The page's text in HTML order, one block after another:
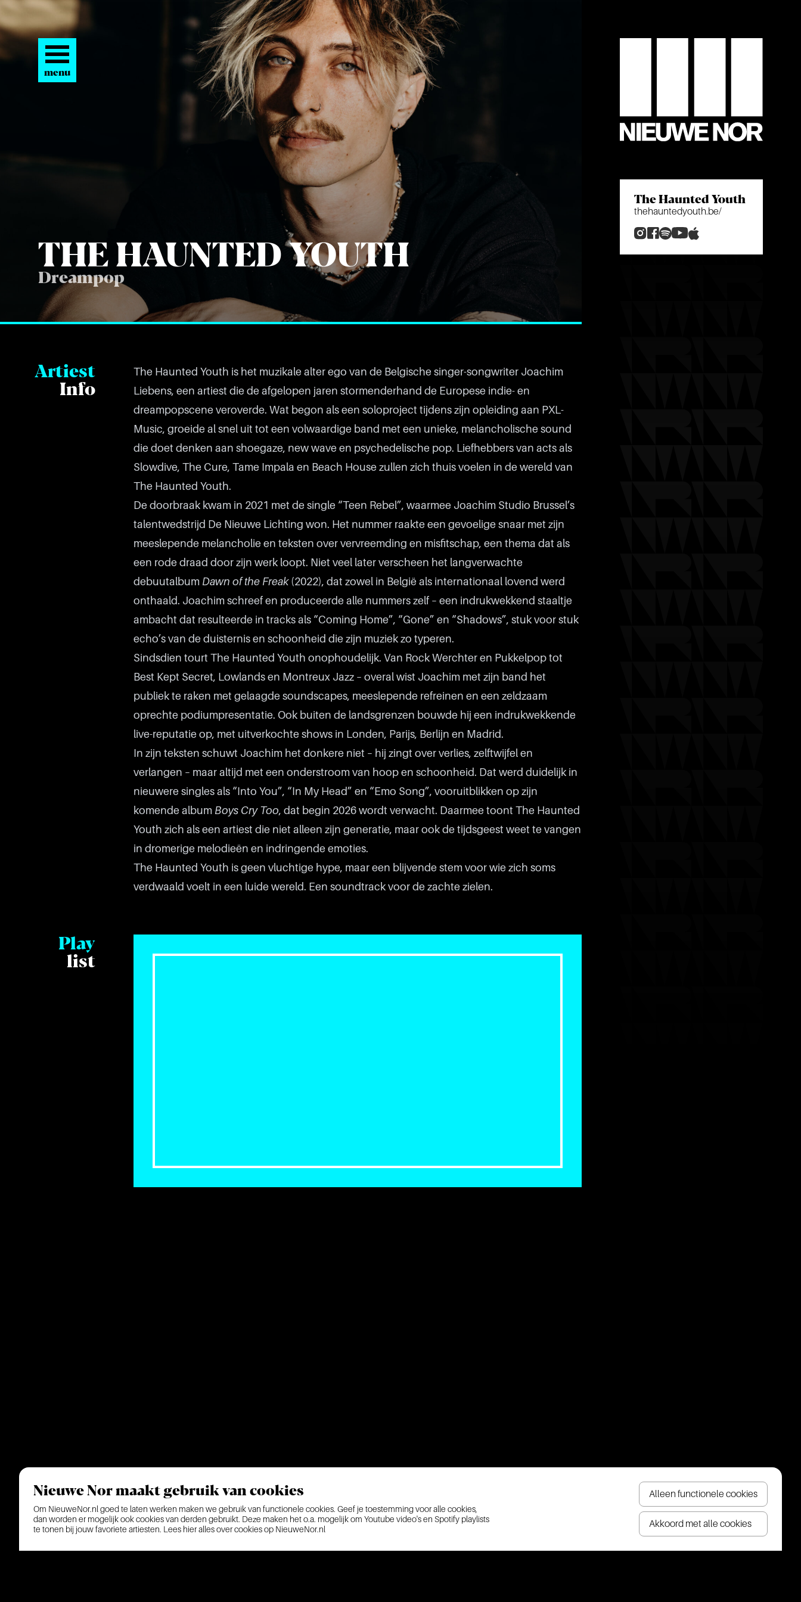
menu
THE HAUN­TED YOUTH
Dreampop
Artiest
Info
The Haunted Youth is het muzikale alter ego van de Belgische singer-songwriter Joachim
Liebens, een artiest die de afgelopen jaren stormenderhand de Europese indie- en
dreampopscene veroverde. Wat begon als een soloproject tijdens zijn opleiding aan PXL-
Music, groeide al snel uit tot een volwaardige band met een unieke, melancholische sound
die doet denken aan shoegaze, new wave en psychedelische pop. Liefhebbers van acts als
Slowdive, The Cure, Tame Impala en Beach House zullen zich thuis voelen in de wereld van
The Haunted Youth.
De doorbraak kwam in 2021 met de single “Teen Rebel”, waarmee Joachim Studio Brussel’s
talentwedstrijd De Nieuwe Lichting won. Het nummer raakte een gevoelige snaar met zijn
meeslepende melancholie en teksten over vervreemding en misfitschap, een thema dat als
een rode draad door zijn werk loopt. Niet veel later verscheen het langverwachte
debuutalbum Dawn of the Freak(2022), dat zowel in België als internationaal lovend werd
onthaald. Joachim schreef en produceerde alle nummers zelf – een indrukwekkend staaltje
ambacht dat resulteerde in tracks als “Coming Home”, “Gone” en “Shadows”, stuk voor stuk
echo’s van de duisternis en schoonheid die zijn muziek zo typeren.
Sindsdien tourt The Haunted Youth onophoudelijk. Van Rock Werchter en Pukkelpop tot
Best Kept Secret, Lowlands en Montreux Jazz – overal wist Joachim met zijn band het
publiek te raken met gelaagde soundscapes, meeslepende refreinen en een zeldzaam
oprechte podiumpresentatie. Ook buiten de landsgrenzen bouwde hij een indrukwekkende
live-reputatie op, met uitverkochte shows in Londen, Parijs, Berlijn en Madrid.
In zijn teksten schuwt Joachim het donkere niet – hij zingt over verlies, zelftwijfel en
verlangen – maar altijd met een onderstroom van hoop en schoonheid. Dat werd duidelijk in
nieuwere singles als “Into You”, “In My Head” en “Emo Song”, vooruitblikken op zijn
komende album Boys Cry Too, dat begin 2026 wordt verwacht. Daarmee toont The Haunted
Youth zich als een artiest die niet alleen zijn generatie, maar ook de tijdsgeest weet te vangen
in dromerige melodieën en indringende emoties.
The Haunted Youth is geen vluchtige hype, maar een blijvende stem voor wie zich soms
verdwaald voelt in een luide wereld. Een soundtrack voor de zachte zielen.
Play
list
The Haunted Youth
thehauntedyouth.be/
Nieuwe Nor maakt gebruik van cookies
Om NieuweNor.nl goed te laten werken maken we gebruik van functionele cookies. Geef je toestemming voor alle cookies,
dan worden er mogelijk ook cookies van derden gebruikt. Deze maken het o.a. mogelijk om Youtube video's en Spotify playlists
te tonen bij jouw favoriete artiesten. Lees hier alles over cookies op NieuweNor.nl
Alleen functionele cookies
Akkoord met alle cookies